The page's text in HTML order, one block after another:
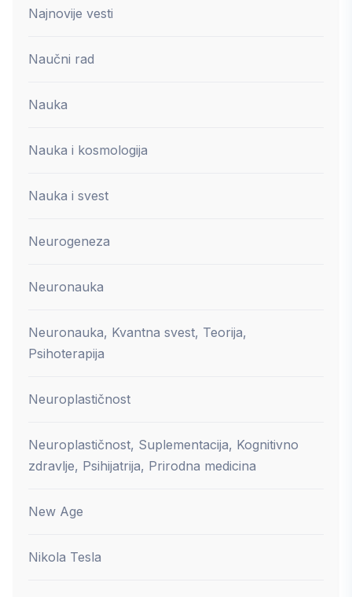
Najnovije vesti
Naučni rad
Nauka
Nauka i kosmologija
Nauka i svest
Neurogeneza
Neuronauka
Neuronauka, Kvantna svest, Teorija,
Psihoterapija
Neuroplastičnost
Neuroplastičnost, Suplementacija, Kognitivno
zdravlje, Psihijatrija, Prirodna medicina
New Age
Nikola Tesla